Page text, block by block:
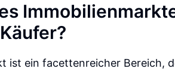
ist ein facettenreicher Bereich,